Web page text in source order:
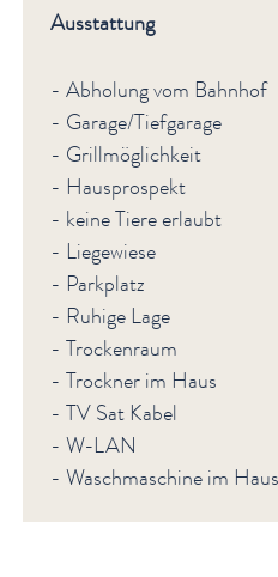
Ausstattung
- Abholung vom Bahnhof
- Garage/Tiefgarage
- Grillmöglichkeit
- Hausprospekt
- keine Tiere erlaubt
- Liegewiese
- Parkplatz
- Ruhige Lage
- Trockenraum
- Trockner im Haus
- TV Sat Kabel
- W-LAN
- Waschmaschine im Haus